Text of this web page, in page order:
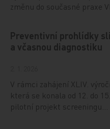
změnu do současné praxe
Preventivní prohlídky
a včasnou diagnostiku
V rámci zahájení XLIV.
která se konala od 12. do
pilotní projekt screeningu…